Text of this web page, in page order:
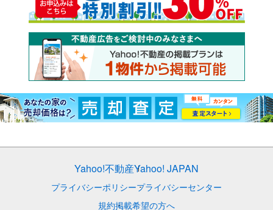
Yahoo!不動産Yahoo! JAPAN
プライバシーポリシープライバシーセンター
規約掲載希望の方へ